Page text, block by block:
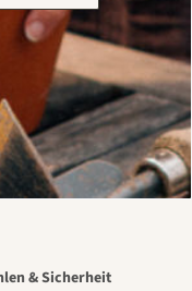
& Sicherheit